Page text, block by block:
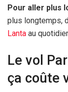
Pour aller plus
plus longtemps,
Lanta au
Le vol
ça coûte